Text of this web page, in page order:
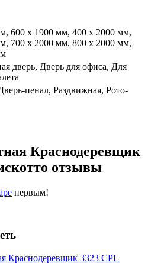
600 x 1900 мм, 400 x 2000 мм,
700 x 2000 мм, 800 x 2000 мм,
дверь, Дверь для офиса, Для
пенал, Раздвижная, Рото-
Краснодеревщик
отзывы
первым!